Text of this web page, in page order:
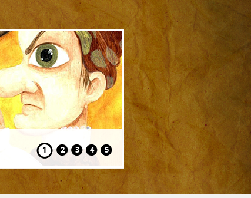
Hansel și Gretel
1 2 3 4 5